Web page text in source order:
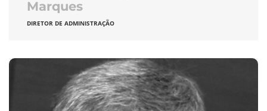
Marques
DIRETOR DE ADMINISTRAÇÃO